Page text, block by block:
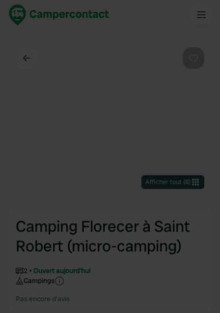
Afficher tout(8)
Camping Florecer à Saint
Robert (micro-camping)
2
Ouvert aujourd'hui
Campings
Pas encore d'avis